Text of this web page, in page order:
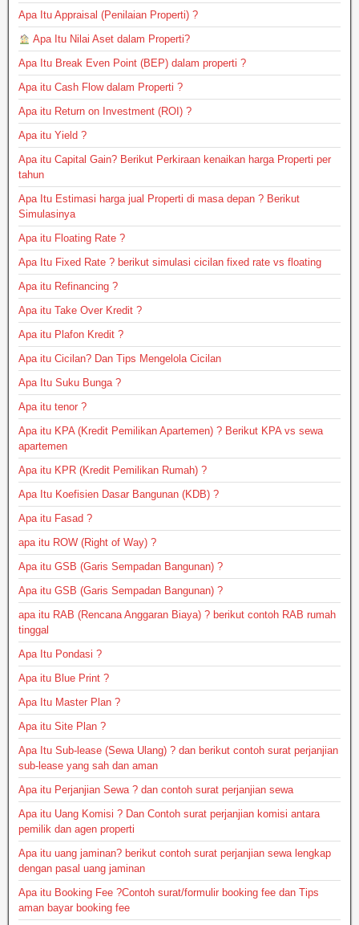
Apa Itu Appraisal (Penilaian Properti) ?
Apa Itu Nilai Aset dalam Properti?
Apa Itu Break Even Point (BEP) dalam properti ?
Apa itu Cash Flow dalam Properti ?
Apa itu Return on Investment (ROI) ?
Apa itu Yield ?
Apa itu Capital Gain? Berikut Perkiraan kenaikan harga Properti per
tahun
Apa Itu Estimasi harga jual Properti di masa depan ? Berikut
Simulasinya
Apa itu Floating Rate ?
Apa Itu Fixed Rate ? berikut simulasi cicilan fixed rate vs floating
Apa itu Refinancing ?
Apa itu Take Over Kredit ?
Apa itu Plafon Kredit ?
Apa itu Cicilan? Dan Tips Mengelola Cicilan
Apa Itu Suku Bunga ?
Apa itu tenor ?
Apa itu KPA (Kredit Pemilikan Apartemen) ? Berikut KPA vs sewa
apartemen
Apa itu KPR (Kredit Pemilikan Rumah) ?
Apa Itu Koefisien Dasar Bangunan (KDB) ?
Apa itu Fasad ?
apa itu ROW (Right of Way) ?
Apa itu GSB (Garis Sempadan Bangunan) ?
Apa itu GSB (Garis Sempadan Bangunan) ?
apa itu RAB (Rencana Anggaran Biaya) ? berikut contoh RAB rumah
tinggal
Apa Itu Pondasi ?
Apa itu Blue Print ?
Apa Itu Master Plan ?
Apa itu Site Plan ?
Apa Itu Sub-lease (Sewa Ulang) ? dan berikut contoh surat perjanjian
sub-lease yang sah dan aman
Apa itu Perjanjian Sewa ? dan contoh surat perjanjian sewa
Apa itu Uang Komisi ? Dan Contoh surat perjanjian komisi antara
pemilik dan agen properti
Apa itu uang jaminan? berikut contoh surat perjanjian sewa lengkap
dengan pasal uang jaminan
Apa itu Booking Fee ?Contoh surat/formulir booking fee dan Tips
aman bayar booking fee